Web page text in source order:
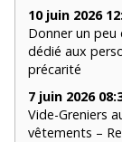
10 juin 2026
Donner un
dédié aux
précarité
7 juin 2026
Vide-Greniers
vêtements –